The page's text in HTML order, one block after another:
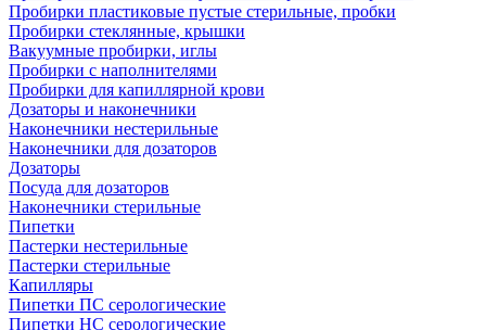
Пробирки пластиковые пустые стерильные, пробки
Пробирки стеклянные, крышки
Вакуумные пробирки, иглы
Пробирки с наполнителями
Пробирки для капиллярной крови
Дозаторы и наконечники
Наконечники нестерильные
Наконечники для дозаторов
Дозаторы
Посуда для дозаторов
Наконечники стерильные
Пипетки
Пастерки нестерильные
Пастерки стерильные
Капилляры
Пипетки ПС серологические
Пипетки НС серологические